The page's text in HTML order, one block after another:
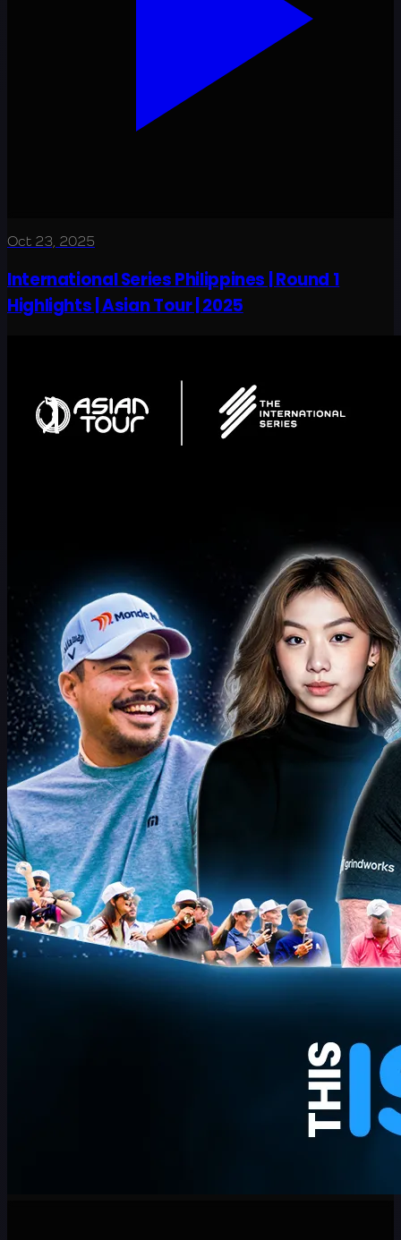
Oct 23, 2025
International Series Philippines | Round 1
Highlights | Asian Tour | 2025